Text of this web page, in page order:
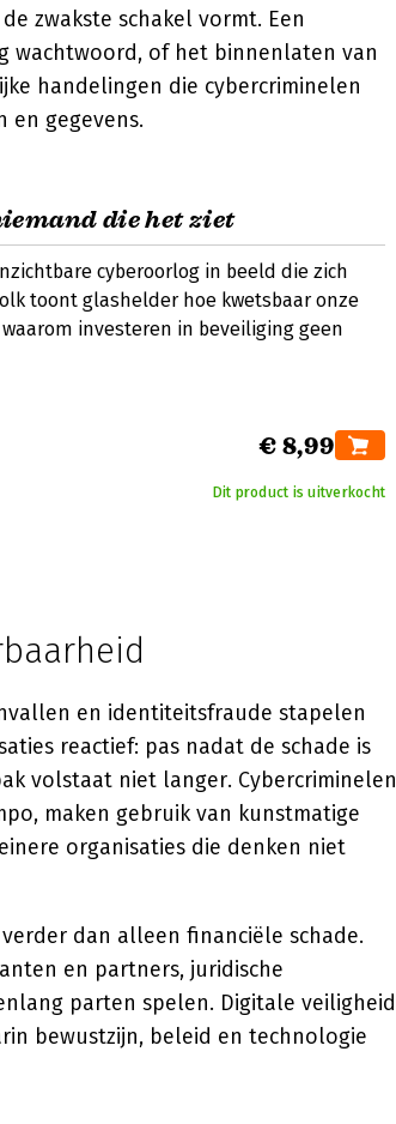
zwakste schakel vormt. Een
wachtwoord, of het binnenlaten van
handelingen die cybercriminelen
en gegevens.
die het ziet
cyberoorlog in beeld die zich
toont glashelder hoe kwetsbaar onze
investeren in beveiliging geen
€ 8,99
Dit product is uitverkocht
en identiteitsfraude stapelen
reactief: pas nadat de schade is
volstaat niet langer. Cybercriminelen
maken gebruik van kunstmatige
organisaties die denken niet
dan alleen financiële schade.
en partners, juridische
parten spelen. Digitale veiligheid
bewustzijn, beleid en technologie